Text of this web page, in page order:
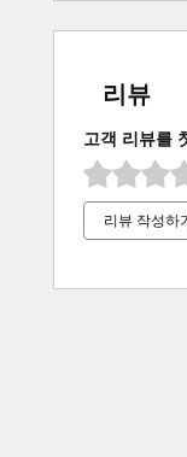
리뷰
고객 리뷰를
리뷰 작성하